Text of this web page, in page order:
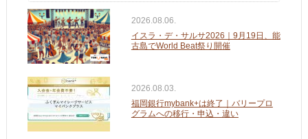
2026.08.06.
イスラ・デ・サルサ2026｜9月19日、能
古島でWorld Beat祭り開催
2026.08.03.
福岡銀行mybank+は終了｜バリープロ
グラムへの移行・申込・違い